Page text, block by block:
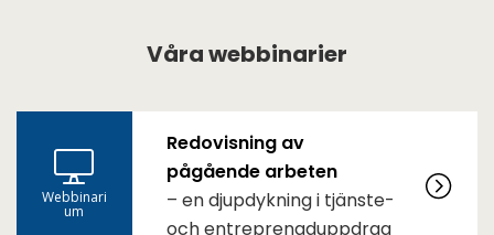
Våra webbinarier
Webbinari
um
Redovisning av
pågående arbeten
– en djupdykning i tjänste-
och entreprenaduppdrag